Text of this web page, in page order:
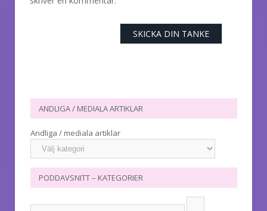
ANDLIGA / MEDIALA ARTIKLAR
Andliga / mediala artiklar
PODDAVSNITT – KATEGORIER